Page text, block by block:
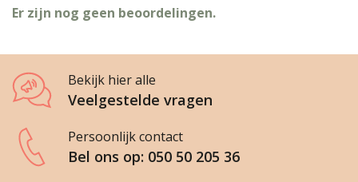
Er zijn nog geen beoordelingen.
Bekijk hier alle
Veelgestelde vragen
Persoonlijk contact
Bel ons op: 050 50 205 36